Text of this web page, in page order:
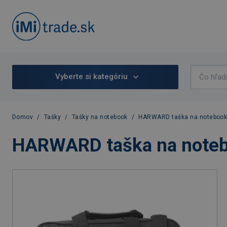
Vyberte si kategóriu
Domov / Tašky / Tašky na notebook / HARWARD taška na
HARWARD taška na